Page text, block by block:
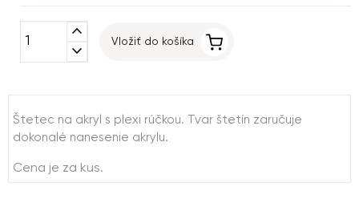
expand_less
expand_more
Vložiť do košíka
Štetec na akryl s plexi rúčkou. Tvar štetín zaručuje
dokonalé nanesenie akrylu.
Cena je za kus.